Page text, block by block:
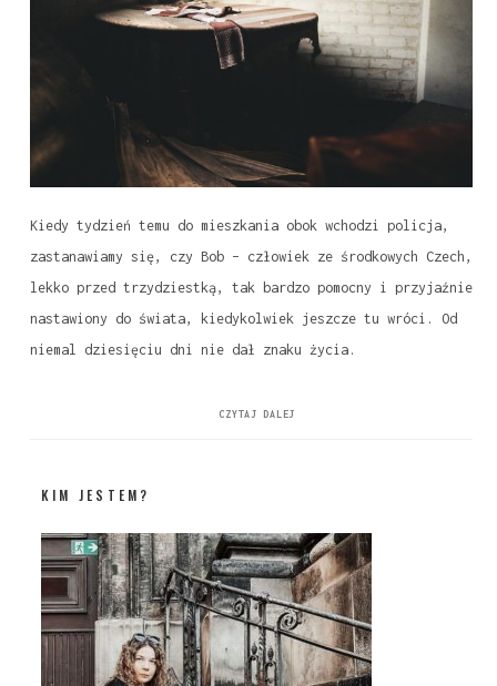
Kiedy tydzień temu do mieszkania obok wchodzi policja,
zastanawiamy się, czy Bob – człowiek ze środkowych Czech,
lekko przed trzydziestką, tak bardzo pomocny i przyjaźnie
nastawiony do świata, kiedykolwiek jeszcze tu wróci. Od
niemal dziesięciu dni nie dał znaku życia.
CZYTAJ DALEJ
KIM JESTEM?